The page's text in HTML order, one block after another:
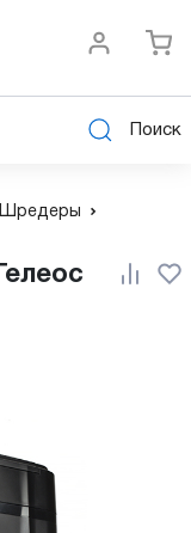
Поиск
Шредеры